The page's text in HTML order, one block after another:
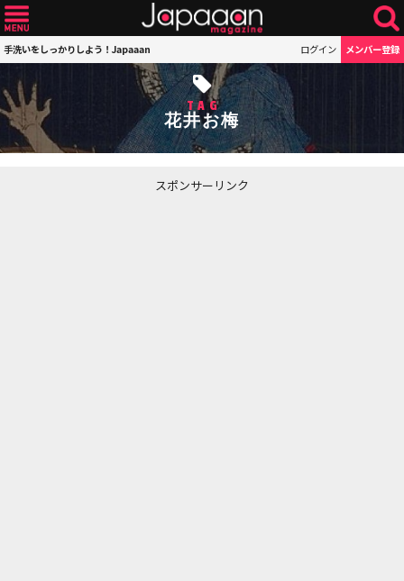
手洗いをしっかりしよう！Japaaan ログイン メンバー登録
TAG
花井お梅
スポンサーリンク